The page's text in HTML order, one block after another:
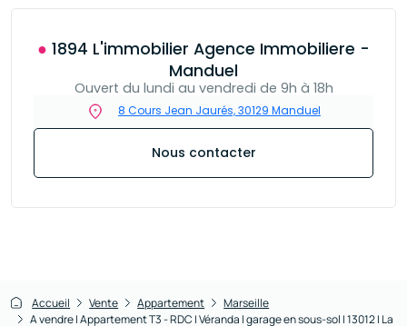
● 1894 L'immobilier Agence Immobiliere -
Manduel
Ouvert du lundi au vendredi de 9h à 18h
8 Cours Jean Jaurés, 30129 Manduel
Nous contacter
Accueil Vente Appartement
Marseille
A vendre I Appartement T3 - RDC I Véranda I garage en sous-sol I 13012 I La